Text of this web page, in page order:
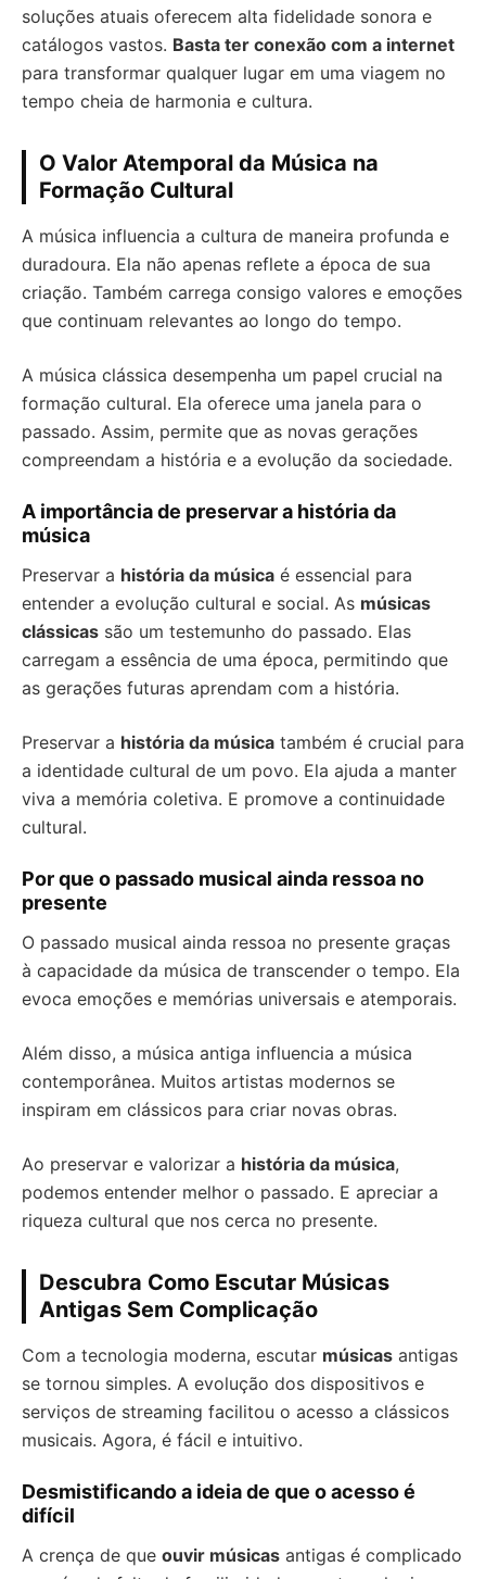
soluções atuais oferecem alta fidelidade sonora e
catálogos vastos. Basta ter conexão com a internet
para transformar qualquer lugar em uma viagem no
tempo cheia de harmonia e cultura.
O Valor Atemporal da Música na
Formação Cultural
A música influencia a cultura de maneira profunda e
duradoura. Ela não apenas reflete a época de sua
criação. Também carrega consigo valores e emoções
que continuam relevantes ao longo do tempo.
A música clássica desempenha um papel crucial na
formação cultural. Ela oferece uma janela para o
passado. Assim, permite que as novas gerações
compreendam a história e a evolução da sociedade.
A importância de preservar a história da
música
Preservar a história da música é essencial para
entender a evolução cultural e social. As músicas
clássicas são um testemunho do passado. Elas
carregam a essência de uma época, permitindo que
as gerações futuras aprendam com a história.
Preservar a história da música também é crucial para
a identidade cultural de um povo. Ela ajuda a manter
viva a memória coletiva. E promove a continuidade
cultural.
Por que o passado musical ainda ressoa no
presente
O passado musical ainda ressoa no presente graças
à capacidade da música de transcender o tempo. Ela
evoca emoções e memórias universais e atemporais.
Além disso, a música antiga influencia a música
contemporânea. Muitos artistas modernos se
inspiram em clássicos para criar novas obras.
Ao preservar e valorizar a história da música,
podemos entender melhor o passado. E apreciar a
riqueza cultural que nos cerca no presente.
Descubra Como Escutar Músicas
Antigas Sem Complicação
Com a tecnologia moderna, escutar músicas antigas
se tornou simples. A evolução dos dispositivos e
serviços de streaming facilitou o acesso a clássicos
musicais. Agora, é fácil e intuitivo.
Desmistificando a ideia de que o acesso é
difícil
A crença de que ouvir músicas antigas é complicado